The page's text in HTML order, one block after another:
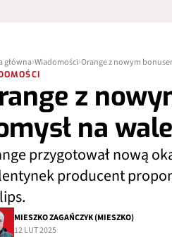
główna Wiadomości Orange z nowym
z
na
przygotował nową
producent
MIESZKO ZAGAŃCZYK (MIESZKO)
12 LUT 2025